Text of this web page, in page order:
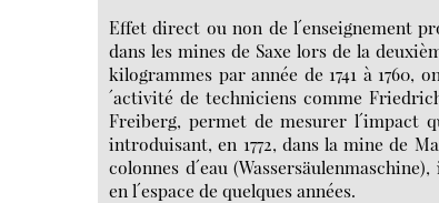
Effet direct ou non de l´enseignement
dans les mines de Saxe lors de la
kilogrammes par année de 1741 à 1760,
´activité de techniciens comme
Freiberg, permet de mesurer l´impact
introduisant, en 1772, dans la mine de
colonnes d´eau
en l´espace de quelques années.